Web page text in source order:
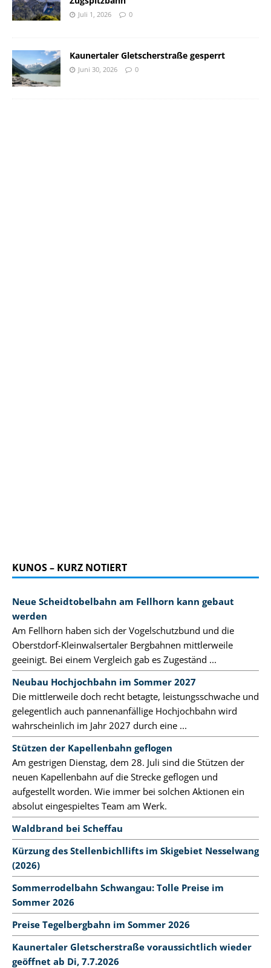
Juli 1, 2026 0
Kaunertaler Gletscherstraße gesperrt
Juni 30, 2026 0
KUNOS – KURZ NOTIERT
Neue Scheidtobelbahn am Fellhorn kann gebaut
werden
Am Fellhorn haben sich der Vogelschutzbund und die
Oberstdorf-Kleinwalsertaler Bergbahnen mittlerweile
geeinigt. Bei einem Vergleich gab es Zugeständ ...
Neubau Hochjochbahn im Sommer 2027
Die mittlerweile doch recht betagte, leistungsschwache und
gelegentlich auch pannenanfällige Hochjochbahn wird
wahrscheinlich im Jahr 2027 durch eine ...
Stützen der Kapellenbahn geflogen
Am gestrigen Dienstag, dem 28. Juli sind die Stützen der
neuen Kapellenbahn auf die Strecke geflogen und
aufgestellt worden. Wie immer bei solchen Aktionen ein
absolut eingespieltes Team am Werk.
Waldbrand bei Scheffau
Kürzung des Stellenbichllifts im Skigebiet Nesselwang
(2026)
Sommerrodelbahn Schwangau: Tolle Preise im
Sommer 2026
Preise Tegelbergbahn im Sommer 2026
Kaunertaler Gletscherstraße voraussichtlich wieder
geöffnet ab Di, 7.7.2026